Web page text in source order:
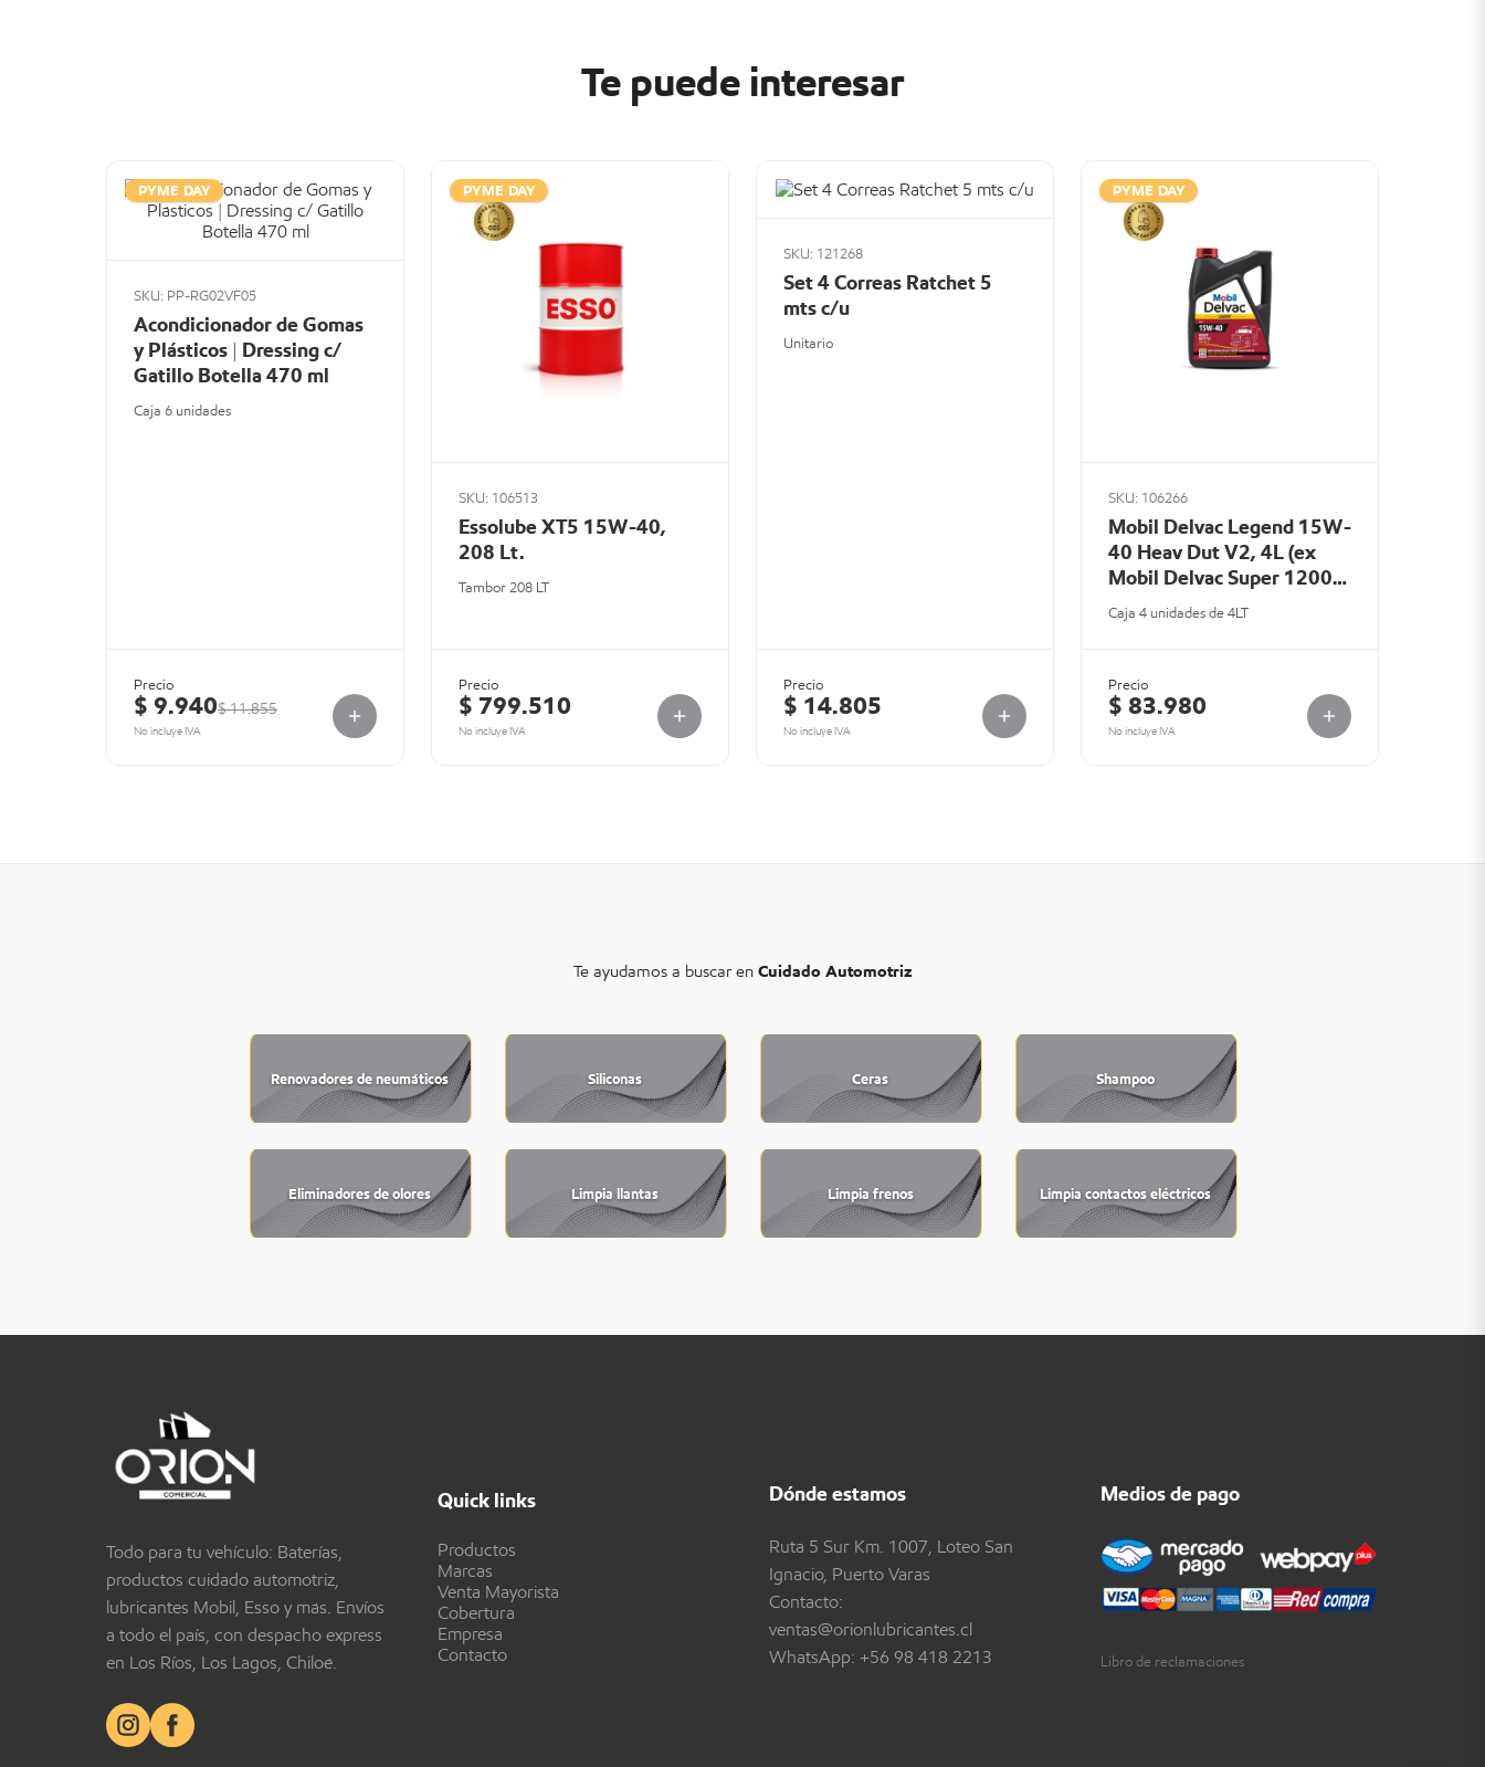
Te puede interesar
PYME DAY
SKU: PP-RG02VF05
Acondicionador de Gomas
y Plásticos | Dressing c/
Gatillo Botella 470 ml
Caja 6 unidades
Precio
$ 9.940$ 11.855
No incluye IVA
PYME DAY
SKU: 106513
Essolube XT5 15W-40,
208 Lt.
Tambor 208 LT
Precio
$ 799.510
No incluye IVA
SKU: 121268
Set 4 Correas Ratchet 5
mts c/u
Unitario
Precio
$ 14.805
No incluye IVA
PYME DAY
SKU: 106266
Mobil Delvac Legend 15W-
40 Heav Dut V2, 4L (ex
Mobil Delvac Super 1200
F2 15W-40)
Caja 4 unidades de 4LT
Precio
$ 83.980
No incluye IVA
Te ayudamos a buscar en Cuidado Automotriz
Renovadores de neumáticos Siliconas Ceras Shampoo
Eliminadores de olores Limpia llantas Limpia frenos Limpia contactos eléctricos
Todo para tu vehículo: Baterías,
productos cuidado automotriz,
lubricantes Mobil, Esso y más. Envíos
a todo el país, con despacho express
en Los Ríos, Los Lagos, Chiloé.
Quick links
Productos
Marcas
Venta Mayorista
Cobertura
Empresa
Contacto
Dónde estamos
Ruta 5 Sur Km. 1007, Loteo San
Ignacio, Puerto Varas
Contacto:
ventas@orionlubricantes.cl
WhatsApp: +56 98 418 2213
Medios de pago
Libro de reclamaciones